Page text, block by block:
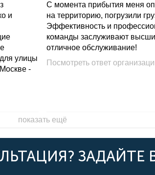
и
улицы
-
С момента прибытия меня
на территорию, погрузили
Эффективность и
команды заслуживают
отличное обслуживание!
Посмотреть ответ
показать ещё